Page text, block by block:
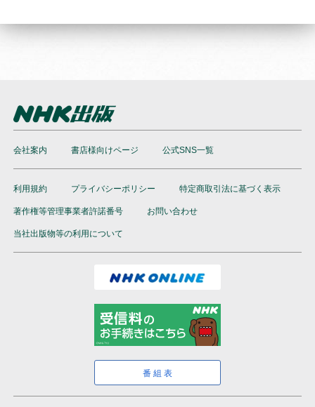
会社案内 書店様向けページ 公式SNS一覧
利用規約 プライバシーポリシー 特定商取引法に基づく表示
著作権等管理事業者許諾番号 お問い合わせ
当社出版物等の利用について
番組表